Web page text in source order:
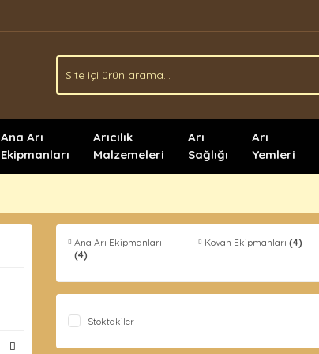
Ana Arı
Ekipmanları
Arıcılık
Malzemeleri
Arı
Sağlığı
Arı
Yemleri
Ana Arı Ekipmanları
(4)
Kovan Ekipmanları (4)
Stoktakiler